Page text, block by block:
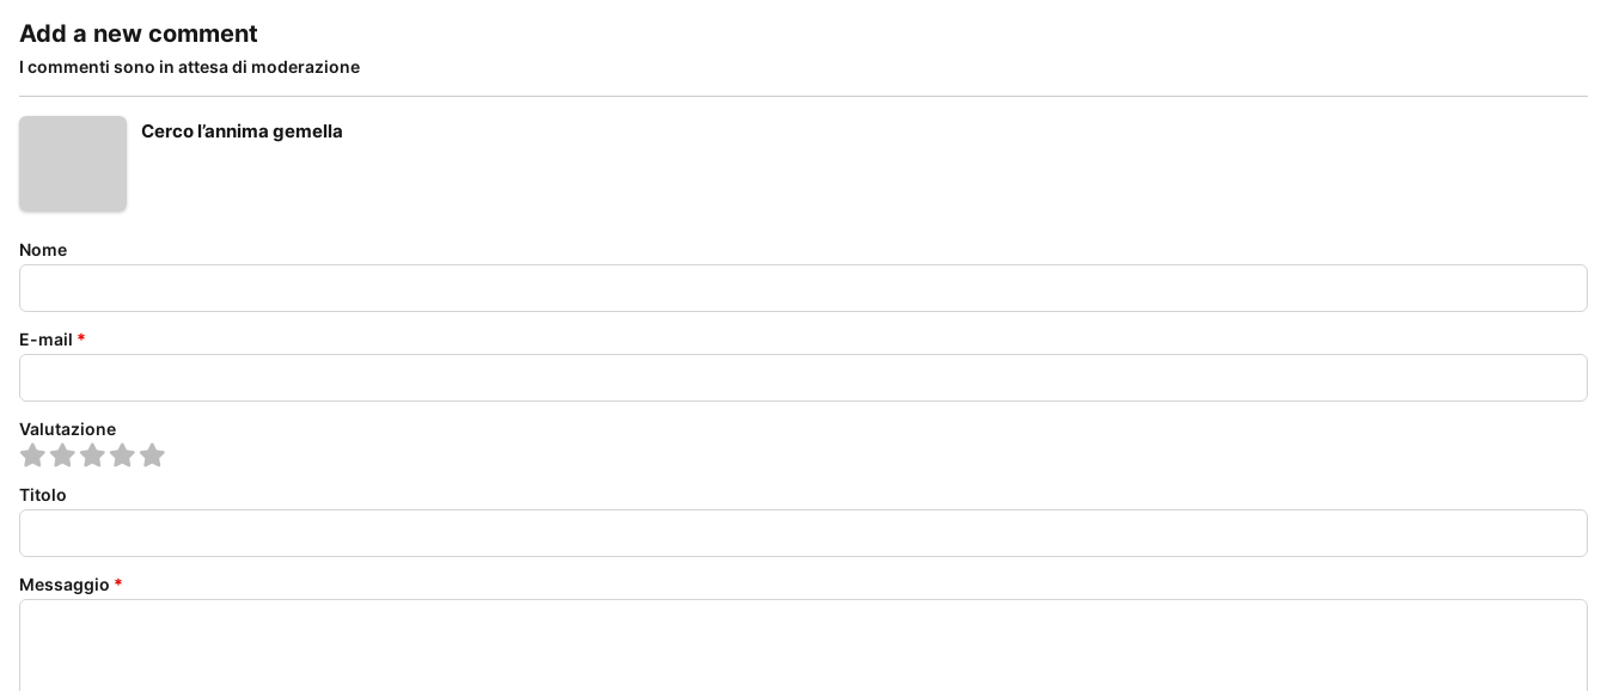
Add a new comment
I commenti sono in attesa di moderazione
Cerco l’annima gemella
Nome
E-mail *
Valutazione
Titolo
Messaggio *